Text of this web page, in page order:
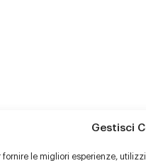
Gestisci
fornire le migliori esperienze,